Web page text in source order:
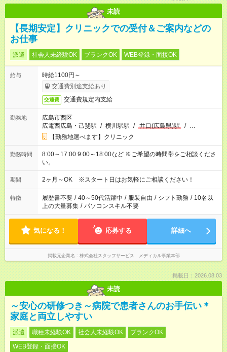
未読
【長期安定】クリニックでの受付＆ご案内などの
お仕事
派遣 社会人未経験OK ブランクOK WEB登録・面接OK
給与
時給1100円～
交通費別途支給あり
交通費 交通費規定内支給
勤務地
広島市西区
広電西広島・己斐駅 / 横川駅駅 / 井口(広島県)駅 / …
【勤務地選べます】クリニック
勤務時間
8:00～17:00 9:00～18:00など ※ご希望の時間帯をご相談くださ
い。
期間 2ヶ月～OK ※スタート日はお気軽にご相談ください！
特徴 履歴書不要 / 40～50代活躍中 / 服装自由 / シフト勤務 / 10名以
上の大量募集 / パソコンスキル不要
気になる！ 応募する 詳細へ
掲載元企業名 株式会社スタッフサービス メディカル事業本部
掲載日：2026.08.03
未読
～安心の研修つき～病院で患者さんのお手伝い＊
家庭と両立しやすい
派遣 職種未経験OK 社会人未経験OK
ブランクOK
WEB登録・面接OK